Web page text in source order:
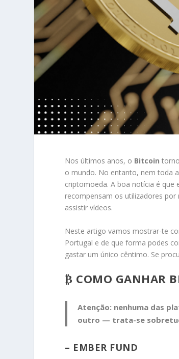
Nos últimos anos, o Bitcoin
o mundo. No entanto, nem toda
criptomoeda. A boa notícia é que
recompensam os utilizadores
assistir vídeos.
Neste artigo vamos mostrar-te
Portugal e de que forma podes
gastar um único cêntimo. Se
₿ COMO GANHAR
Atenção: nenhuma das
outro — trata-se
– EMBER FUND